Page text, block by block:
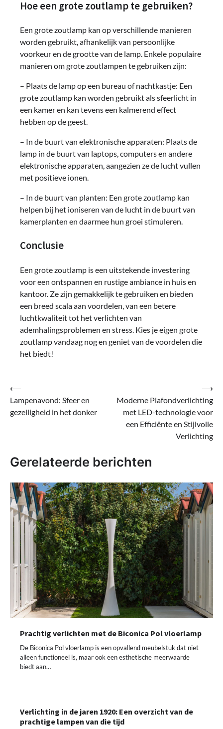
Hoe een grote zoutlamp te gebruiken?
Een grote zoutlamp kan op verschillende manieren
worden gebruikt, afhankelijk van persoonlijke
voorkeur en de grootte van de lamp. Enkele populaire
manieren om grote zoutlampen te gebruiken zijn:
– Plaats de lamp op een bureau of nachtkastje: Een
grote zoutlamp kan worden gebruikt als sfeerlicht in
een kamer en kan tevens een kalmerend effect
hebben op de geest.
– In de buurt van elektronische apparaten: Plaats de
lamp in de buurt van laptops, computers en andere
elektronische apparaten, aangezien ze de lucht vullen
met positieve ionen.
– In de buurt van planten: Een grote zoutlamp kan
helpen bij het ioniseren van de lucht in de buurt van
kamerplanten en daarmee hun groei stimuleren.
Conclusie
Een grote zoutlamp is een uitstekende investering
voor een ontspannen en rustige ambiance in huis en
kantoor. Ze zijn gemakkelijk te gebruiken en bieden
een breed scala aan voordelen, van een betere
luchtkwaliteit tot het verlichten van
ademhalingsproblemen en stress. Kies je eigen grote
zoutlamp vandaag nog en geniet van de voordelen die
het biedt!
Bericht
navigatie
⟵
Lampenavond: Sfeer en
gezelligheid in het donker
Moderne Plafondverlichting
met LED-technologie voor
een Efficiënte en Stijlvolle
Verlichting
⟶
Gerelateerde berichten
Prachtig verlichten met de Biconica Pol vloerlamp
De Biconica Pol vloerlamp is een opvallend meubelstuk dat niet
alleen functioneel is, maar ook een esthetische meerwaarde
biedt aan…
Verlichting in de jaren 1920: Een overzicht van de
prachtige lampen van die tijd